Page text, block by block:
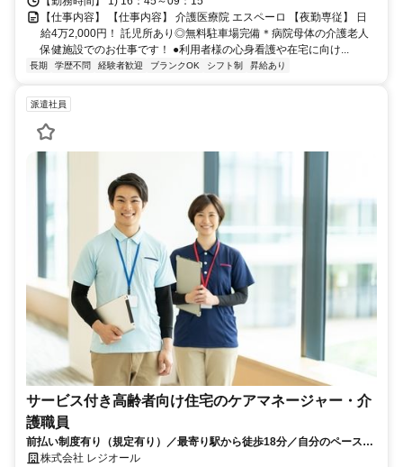
【仕事内容】 【仕事内容】 介護医療院 エスペーロ 【夜勤専従】 日
給4万2,000円！ 託児所あり◎無料駐車場完備＊病院母体の介護老人
保健施設でのお仕事です！ ●利用者様の心身看護や在宅に向け...
長期 学歴不問 経験者歓迎 ブランクOK シフト制 昇給あり
派遣社員
サービス付き高齢者向け住宅のケアマネージャー・介
護職員
前払い制度有り（規定有り）／最寄り駅から徒歩18分／自分のペースで
お仕事が出来ます！
株式会社 レジオール